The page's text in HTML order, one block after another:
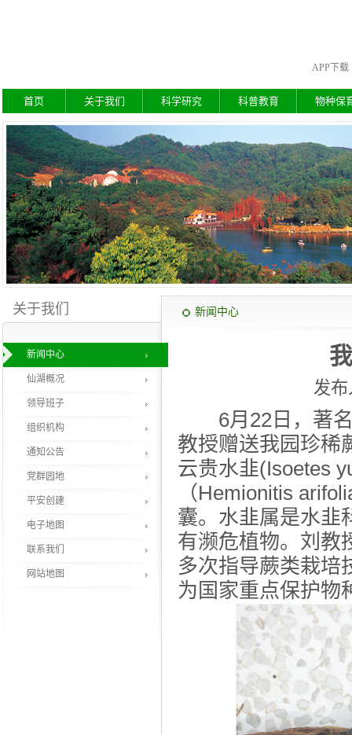
APP下载
首页 关于我们 科学研究 科普教育 物种保
新闻中心
发
6月22日，著名
教授赠送我园珍稀
云贵水韭(Isoetes
（Hemionitis
囊。水韭属是水韭
有濒危植物。刘教
多次指导蕨类栽培
为国家重点保护物
关于我们
新闻中心
仙湖概况
领导班子
组织机构
通知公告
党群园地
平安创建
电子地图
联系我们
网站地图